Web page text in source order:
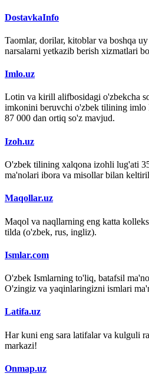
DostavkaInfo
Taomlar, dorilar, kitoblar va boshqa
narsalarni yetkazib berish xizmatlari
Imlo.uz
Lotin va kirill alifbosidagi o'zbekcha
imkonini beruvchi o'zbek tilining imlo
87 000 dan ortiq so'z mavjud.
Izoh.uz
O'zbek tilining xalqona izohli lug'ati
ma'nolari ibora va misollar bilan
Maqollar.uz
Maqol va naqllarning eng katta
tilda (o'zbek, rus, ingliz).
Ismlar.com
O'zbek Ismlarning to'liq, batafsil
O'zingiz va yaqinlaringizni ismlari
Latifa.uz
Har kuni eng sara latifalar va kulguli
markazi!
Onmap.uz